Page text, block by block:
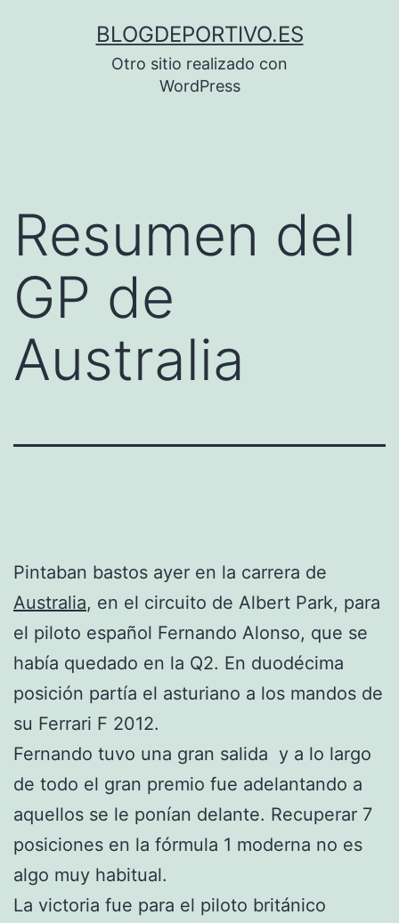
BLOGDEPORTIVO.ES
Otro sitio realizado con
WordPress
Resumen del
GP de
Australia
Pintaban bastos ayer en la carrera de
Australia, en el circuito de Albert Park, para
el piloto español Fernando Alonso, que se
había quedado en la Q2. En duodécima
posición partía el asturiano a los mandos de
su Ferrari F 2012.
Fernando tuvo una gran salida y a lo largo
de todo el gran premio fue adelantando a
aquellos se le ponían delante. Recuperar 7
posiciones en la fórmula 1 moderna no es
algo muy habitual.
La victoria fue para el piloto británico